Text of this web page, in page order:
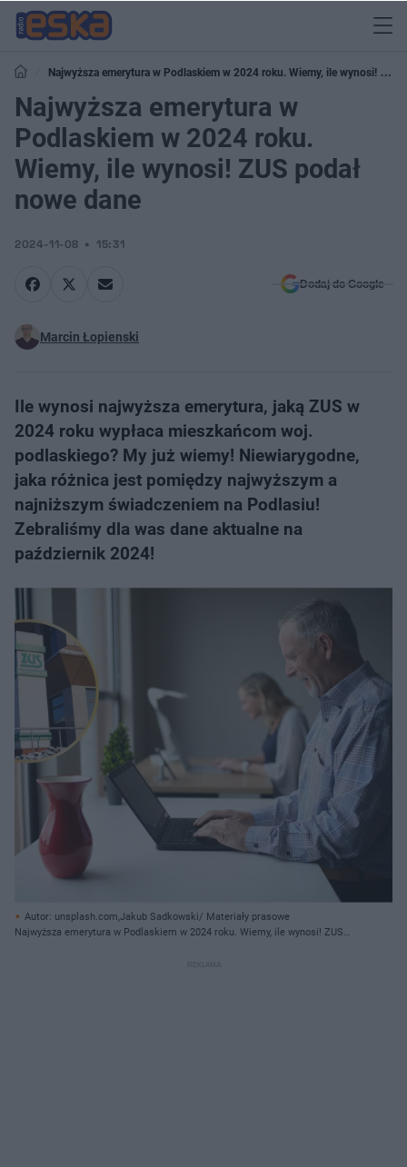
Najwyższa emerytura w Podlaskiem w 2024 roku. Wiemy, ile wynosi! ZUS
podał nowe dane
Najwyższa emerytura w
Podlaskiem w 2024 roku.
Wiemy, ile wynosi! ZUS podał
nowe dane
2024-11-08 15:31
Dodaj do Google
Marcin Łopienski
Ile wynosi najwyższa emerytura, jaką ZUS w
2024 roku wypłaca mieszkańcom woj.
podlaskiego? My już wiemy! Niewiarygodne,
jaka różnica jest pomiędzy najwyższym a
najniższym świadczeniem na Podlasiu!
Zebraliśmy dla was dane aktualne na
październik 2024!
Autor: unsplash.com,Jakub Sadkowski/ Materiały prasowe
Najwyższa emerytura w Podlaskiem w 2024 roku. Wiemy, ile wynosi! ZUS